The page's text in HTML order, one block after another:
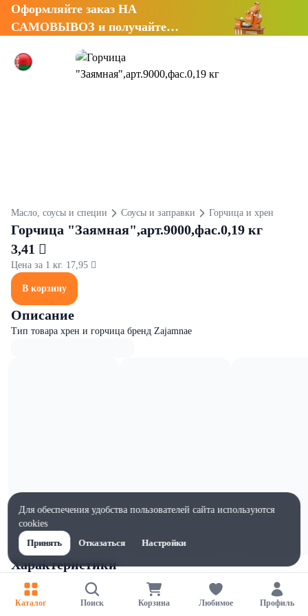
Оформляйте заказ НА
САМОВЫВОЗ и получайте
Масло, соусы и специи Соусы и заправки Горчица и хрен
Горчица "Заямная",арт.9000,фас.0,19 кг
3,41 
Цена за 1 кг. 17,95 
В корзину
Описание
Тип товара хрен и горчица бренд Zajamnae
Характеристики
Жиры на 100г, г
Каталог Поиск Корзина Любимое Профиль
Для обеспечения удобства пользователей сайта используются
cookies
Принять
Отказаться Настройки